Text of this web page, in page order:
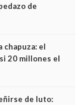
de
chapuza: el
20 millones el
cabían por los
de luto: